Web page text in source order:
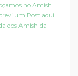
no Amish
um Post aqui
dos Amish da